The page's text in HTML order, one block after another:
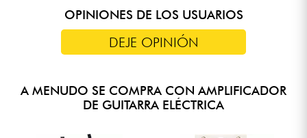
OPINIONES DE LOS USUARIOS
DEJE OPINIÓN
A MENUDO SE COMPRA CON AMPLIFICADOR
DE GUITARRA ELÉCTRICA